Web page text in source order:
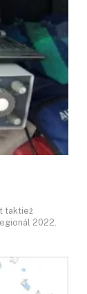
taktiež
2022.